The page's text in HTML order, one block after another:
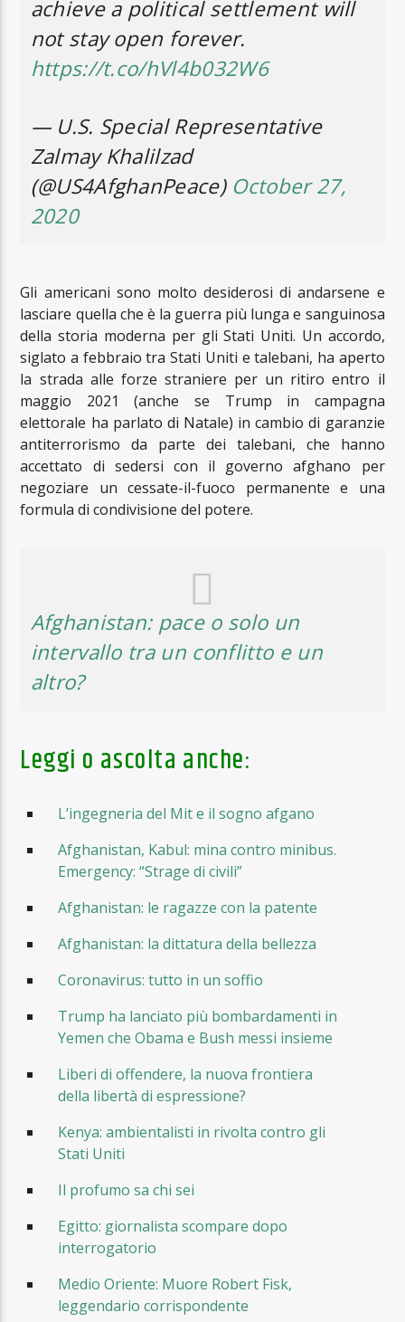
achieve a political settlement will
not stay open forever.
https://t.co/hVl4b032W6
— U.S. Special Representative
Zalmay Khalilzad
(@US4AfghanPeace) October 27,
2020
Gli americani sono molto desiderosi di andarsene e
lasciare quella che è la guerra più lunga e sanguinosa
della storia moderna per gli Stati Uniti. Un accordo,
siglato a febbraio tra Stati Uniti e talebani, ha aperto
la strada alle forze straniere per un ritiro entro il
maggio 2021 (anche se Trump in campagna
elettorale ha parlato di Natale) in cambio di garanzie
antiterrorismo da parte dei talebani, che hanno
accettato di sedersi con il governo afghano per
negoziare un cessate-il-fuoco permanente e una
formula di condivisione del potere.
Afghanistan: pace o solo un
intervallo tra un conflitto e un
altro?
Leggi o ascolta anche:
L’ingegneria del Mit e il sogno afgano
Afghanistan, Kabul: mina contro minibus.
Emergency: “Strage di civili”
Afghanistan: le ragazze con la patente
Afghanistan: la dittatura della bellezza
Coronavirus: tutto in un soffio
Trump ha lanciato più bombardamenti in
Yemen che Obama e Bush messi insieme
Liberi di offendere, la nuova frontiera
della libertà di espressione?
Kenya: ambientalisti in rivolta contro gli
Stati Uniti
Il profumo sa chi sei
Egitto: giornalista scompare dopo
interrogatorio
Medio Oriente: Muore Robert Fisk,
leggendario corrispondente